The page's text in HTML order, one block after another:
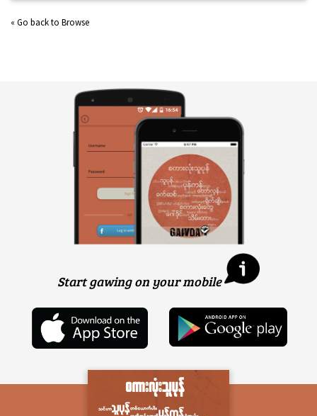
« Go back to Browse
Start gawing on your mobile